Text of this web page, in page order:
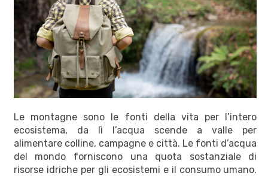
Le montagne sono le fonti della vita per l’intero
ecosistema, da lì l’acqua scende a valle per
alimentare colline, campagne e città. Le fonti d’acqua
del mondo forniscono una quota sostanziale di
risorse idriche per gli ecosistemi e il consumo umano.